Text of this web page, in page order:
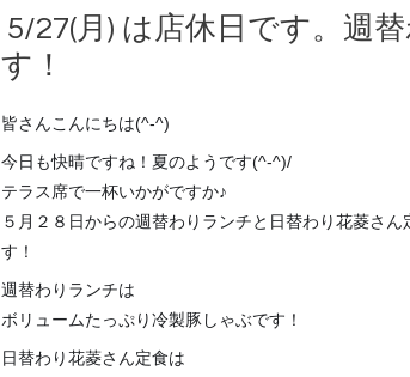
5/27(月) は店休日です。週
す！
皆さんこんにちは(^-^)
今日も快晴ですね！夏のようです(^-^)/
テラス席で一杯いかがですか♪
５月２８日からの週替わりランチと日替わり花菱さん
す！
週替わりランチは
ボリュームたっぷり冷製豚しゃぶです！
日替わり花菱さん定食は